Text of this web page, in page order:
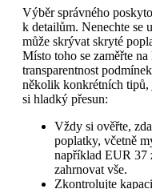
Výběr správného
k detailům. Nenechte se
může skrývat skryté
Místo toho se zaměřte
transparentnost
několik konkrétních tipů,
si hladký přesun:
Vždy si ověřte,
poplatky, včetně
například EUR 37
zahrnovat vše.
Zkontrolujte